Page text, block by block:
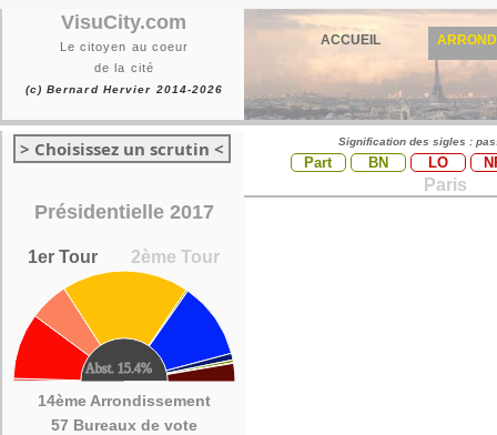
VisuCity.com
Le citoyen au coeur
de la cité
(c) Bernard Hervier 2014-2026
ACCUEIL
> Choisissez un scrutin <
Présidentielle 2017
1er Tour 2ème Tour
14ème Arrondissement
57 Bureaux de vote
Signification des sigles :
Part BN LO
Paris